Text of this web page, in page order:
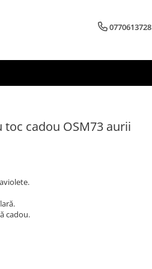
0770613728
cadou OSM73 aurii
cadou.